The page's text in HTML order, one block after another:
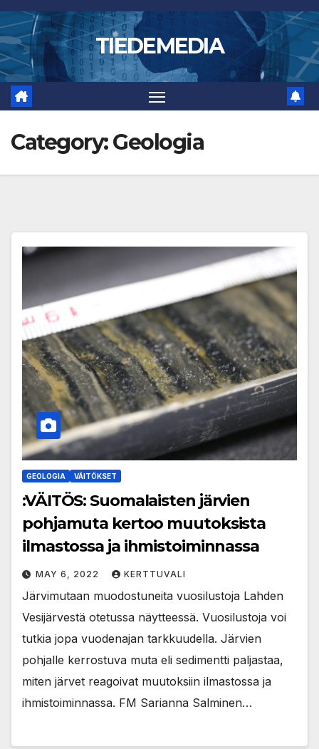
Skip
to
content
TIEDEMEDIA
Category:Geologia
GEOLOGIA VÄITÖKSET
:VÄITÖS: Suomalaisten järvien
pohjamuta kertoo muutoksista
ilmastossa ja ihmistoiminnassa
MAY 6, 2022 KERTTUVALI
Järvimutaan muodostuneita vuosilustoja Lahden
Vesijärvestä otetussa näytteessä. Vuosilustoja voi
tutkia jopa vuodenajan tarkkuudella. Järvien
pohjalle kerrostuva muta eli sedimentti paljastaa,
miten järvet reagoivat muutoksiin ilmastossa ja
ihmistoiminnassa. FM Sarianna Salminen…